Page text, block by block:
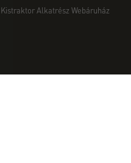
Kistraktor Alkatrész Webáruház